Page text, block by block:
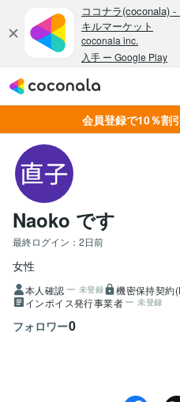
会員登録で10％割
Naoko です
最終ログイン： 2日前
女性
本人確認 未登録 機密保持契約
インボイス発行事業者 未登録
フォロワー0